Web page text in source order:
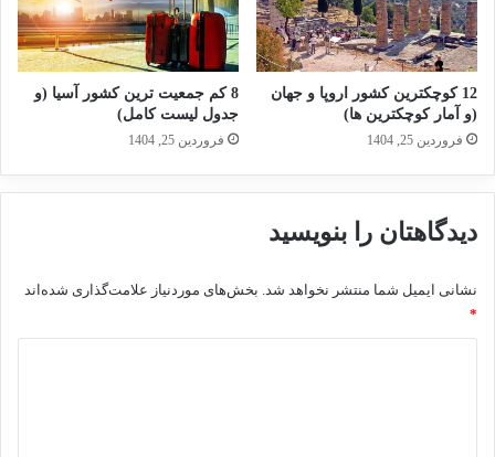
12 کوچکترین کشور اروپا و جهان
(و آمار کوچکترین ها)
فروردین 25, 1404
8 کم جمعیت ترین کشور آسیا (و
جدول لیست کامل)
فروردین 25, 1404
دیدگاهتان را بنویسید
نشانی ایمیل شما منتشر نخواهد شد. بخش‌های موردنیاز علامت‌گذاری شده‌اند
*